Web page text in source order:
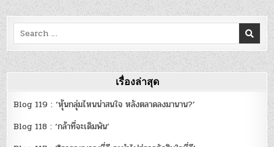
Search
for:
เรื่องล่าสุด
Blog 119 : ‘หุ้นกลุ่มไหนน่าสนใจ หลังตลาดลงมานาน?’
Blog 118 : ‘กล้าที่จะเดิมพัน’